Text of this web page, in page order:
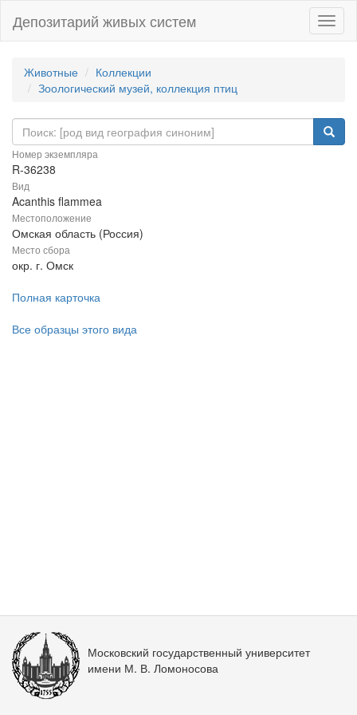
Депозитарий живых систем
Животные
Коллекции
Зоологический музей, коллекция птиц
Номер экземпляра
R-36238
Вид
Acanthis flammea
Местоположение
Омская область (Россия)
Место сбора
окр. г. Омск
Полная карточка
Все образцы этого вида
Московский государственный университет
имени М. В. Ломоносова